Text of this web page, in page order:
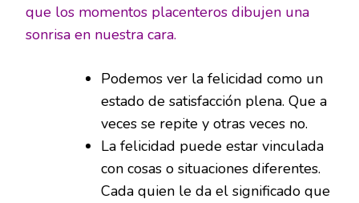
que los momentos placenteros dibujen una
sonrisa en nuestra cara.
Podemos ver la felicidad como un
estado de satisfacción plena. Que a
veces se repite y otras veces no.
La felicidad puede estar vinculada
con cosas o situaciones diferentes.
Cada quien le da el significado que